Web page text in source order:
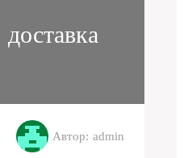
Автор: admin